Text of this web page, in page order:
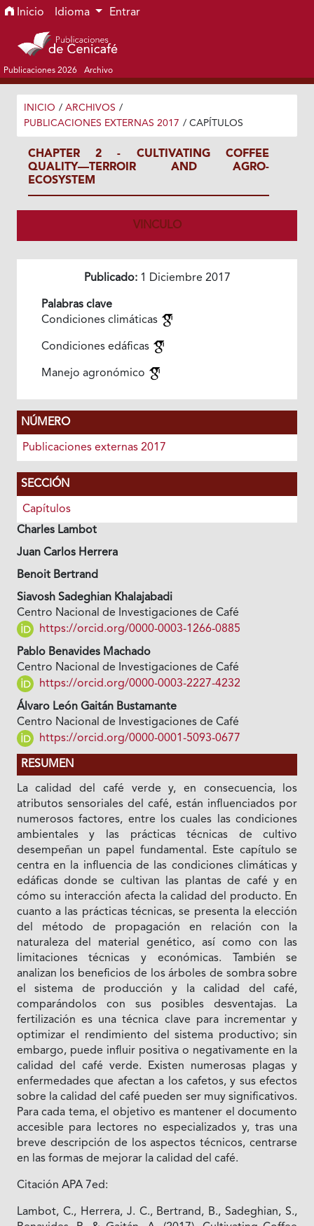
Ir al menú de navegación principal
Ir al contenido principal
Ir al pie de página del sitio
Inicio Idioma Entrar
Publicaciones 2026 Archivo
INICIO / ARCHIVOS /
PUBLICACIONES EXTERNAS 2017 / CAPÍTULOS
CHAPTER 2 - CULTIVATING COFFEE
QUALITY—TERROIR AND AGRO-
ECOSYSTEM
VINCULO
Publicado:1 Diciembre 2017
Palabras clave
Condiciones climáticas
Condiciones edáficas
Manejo agronómico
NÚMERO
Publicaciones externas 2017
SECCIÓN
Capítulos
Charles Lambot
Juan Carlos Herrera
Benoit Bertrand
Siavosh Sadeghian Khalajabadi
Centro Nacional de Investigaciones de Café
https://orcid.org/0000-0003-1266-0885
Pablo Benavides Machado
Centro Nacional de Investigaciones de Café
https://orcid.org/0000-0003-2227-4232
Álvaro León Gaitán Bustamante
Centro Nacional de Investigaciones de Café
https://orcid.org/0000-0001-5093-0677
RESUMEN
La calidad del café verde y, en consecuencia, los
atributos sensoriales del café, están influenciados por
numerosos factores, entre los cuales las condiciones
ambientales y las prácticas técnicas de cultivo
desempeñan un papel fundamental. Este capítulo se
centra en la influencia de las condiciones climáticas y
edáficas donde se cultivan las plantas de café y en
cómo su interacción afecta la calidad del producto. En
cuanto a las prácticas técnicas, se presenta la elección
del método de propagación en relación con la
naturaleza del material genético, así como con las
limitaciones técnicas y económicas. También se
analizan los beneficios de los árboles de sombra sobre
el sistema de producción y la calidad del café,
comparándolos con sus posibles desventajas. La
fertilización es una técnica clave para incrementar y
optimizar el rendimiento del sistema productivo; sin
embargo, puede influir positiva o negativamente en la
calidad del café verde. Existen numerosas plagas y
enfermedades que afectan a los cafetos, y sus efectos
sobre la calidad del café pueden ser muy significativos.
Para cada tema, el objetivo es mantener el documento
accesible para lectores no especializados y, tras una
breve descripción de los aspectos técnicos, centrarse
en las formas de mejorar la calidad del café.
Citación APA 7ed:
Lambot, C., Herrera, J. C., Bertrand, B., Sadeghian, S.,